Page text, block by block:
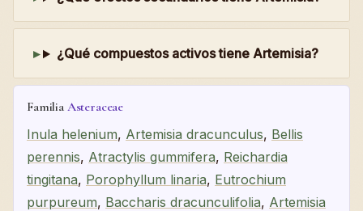
¿Qué compuestos activos tiene Artemisia?
Familia Asteraceae
Inula helenium, Artemisia dracunculus, Bellis
perennis, Atractylis gummifera, Reichardia
tingitana, Porophyllum linaria, Eutrochium
purpureum, Baccharis dracunculifolia, Artemisia